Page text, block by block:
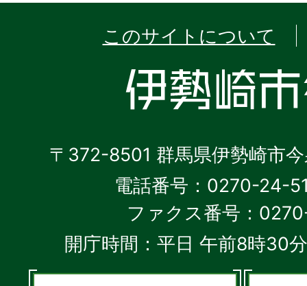
このサイトについて
〒372-8501 群馬県伊勢崎市
電話番号：0270-24-
ファクス番号：
開庁時間：平日 午前8時30